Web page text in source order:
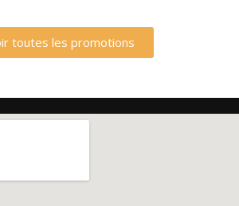
toutes les promotions